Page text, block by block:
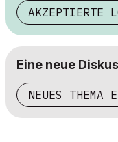
AKZEPTIERTE
Eine neue
NEUES THEMA